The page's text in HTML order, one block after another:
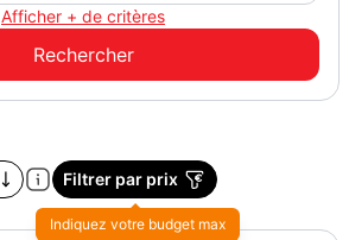
Afficher + de critères
Filtrer par prix
Indiquez votre budget max